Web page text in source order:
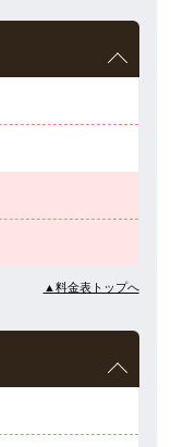
▲料金表トップへ